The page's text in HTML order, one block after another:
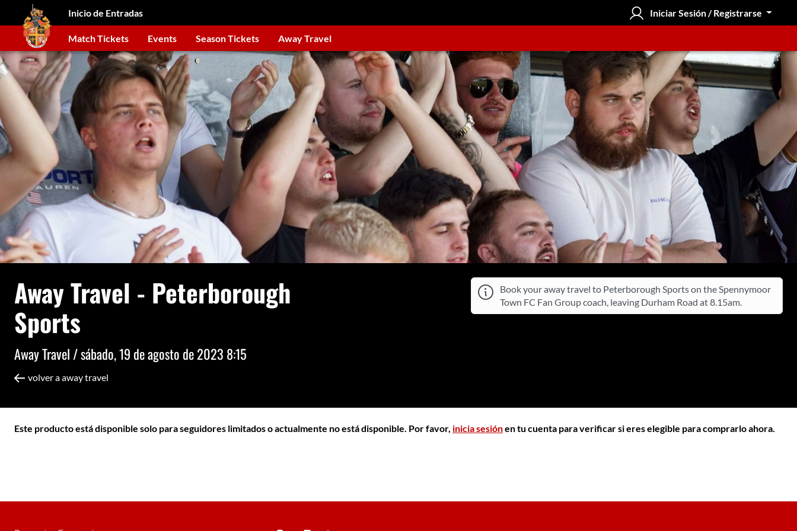
Inicio de Entradas Iniciar Sesión / Registrarse
Match Tickets Events Season Tickets Away Travel
Away Travel - Peterborough
Sports
Away Travel /sábado, 19 de agosto de 2023 8:15
volver a away travel
Book your away travel to Peterborough Sports on the Spennymoor
Town FC Fan Group coach, leaving Durham Road at 8.15am.
Este producto está disponible solo para seguidores limitados o actualmente no está disponible. Por favor, inicia sesiónen tu cuenta para verificar si eres elegible para comprarlo ahora.